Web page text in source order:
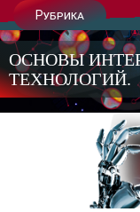
Рубрика
ОСНОВЫ
ТЕХНОЛОГИЙ.